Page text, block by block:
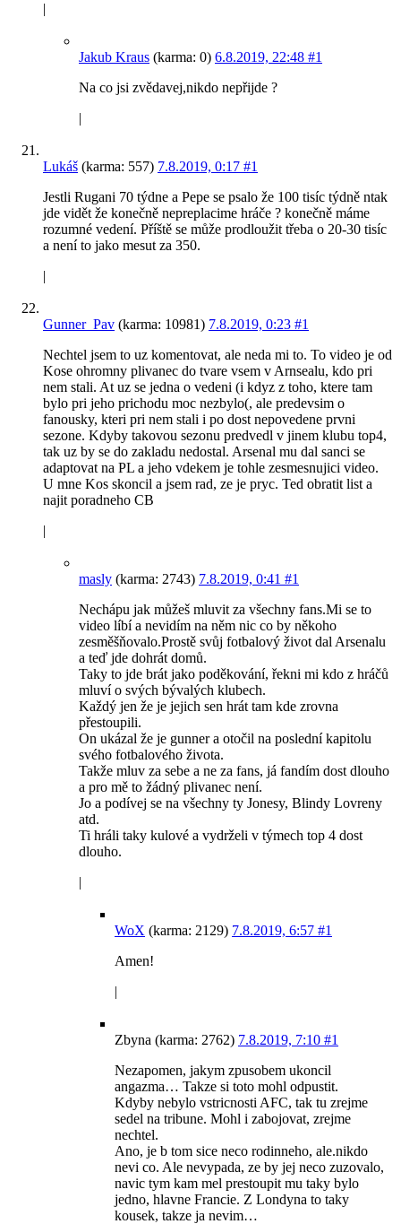
|
Jakub Kraus (karma: 0) 6.8.2019, 22:48 #1
Na co jsi zvědavej,nikdo nepřijde ?
|
Lukáš (karma: 557) 7.8.2019, 0:17 #1
Jestli Rugani 70 týdne a Pepe se psalo že 100 tisíc týdně ntak
jde vidět že konečně nepreplacime hráče ? konečně máme
rozumné vedení. Příště se může prodloužit třeba o 20-30 tisíc
a není to jako mesut za 350.
|
Gunner_Pav (karma: 10981) 7.8.2019, 0:23 #1
Nechtel jsem to uz komentovat, ale neda mi to. To video je od
Kose ohromny plivanec do tvare vsem v Arnsealu, kdo pri
nem stali. At uz se jedna o vedeni (i kdyz z toho, ktere tam
bylo pri jeho prichodu moc nezbylo(, ale predevsim o
fanousky, kteri pri nem stali i po dost nepovedene prvni
sezone. Kdyby takovou sezonu predvedl v jinem klubu top4,
tak uz by se do zakladu nedostal. Arsenal mu dal sanci se
adaptovat na PL a jeho vdekem je tohle zesmesnujici video.
U mne Kos skoncil a jsem rad, ze je pryc. Ted obratit list a
najit poradneho CB
|
masly (karma: 2743) 7.8.2019, 0:41 #1
Nechápu jak můžeš mluvit za všechny fans.Mi se to
video líbí a nevidím na něm nic co by někoho
zesměšňovalo.Prostě svůj fotbalový život dal Arsenalu
a teď jde dohrát domů.
Taky to jde brát jako poděkování, řekni mi kdo z hráčů
mluví o svých bývalých klubech.
Každý jen že je jejich sen hrát tam kde zrovna
přestoupili.
On ukázal že je gunner a otočil na poslední kapitolu
svého fotbalového života.
Takže mluv za sebe a ne za fans, já fandím dost dlouho
a pro mě to žádný plivanec není.
Jo a podívej se na všechny ty Jonesy, Blindy Lovreny
atd.
Ti hráli taky kulové a vydrželi v týmech top 4 dost
dlouho.
|
WoX (karma: 2129) 7.8.2019, 6:57 #1
Amen!
|
Zbyna (karma: 2762) 7.8.2019, 7:10 #1
Nezapomen, jakym zpusobem ukoncil
angazma… Takze si toto mohl odpustit.
Kdyby nebylo vstricnosti AFC, tak tu zrejme
sedel na tribune. Mohl i zabojovat, zrejme
nechtel.
Ano, je b tom sice neco rodinneho, ale.nikdo
nevi co. Ale nevypada, ze by jej neco zuzovalo,
navic tym kam mel prestoupit mu taky bylo
jedno, hlavne Francie. Z Londyna to taky
kousek, takze ja nevim…